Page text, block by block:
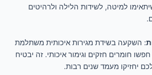
למיטה, לשידות הלילה ולרהיטים
: השקעה בשידת מגירות איכותית משתלמת
חומרים חזקים וגימור איכותי. זה יבטיח
יחזיקו מעמד שנים רבות.